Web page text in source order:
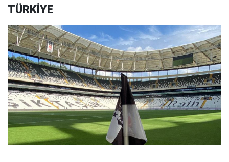
TÜRKİYE